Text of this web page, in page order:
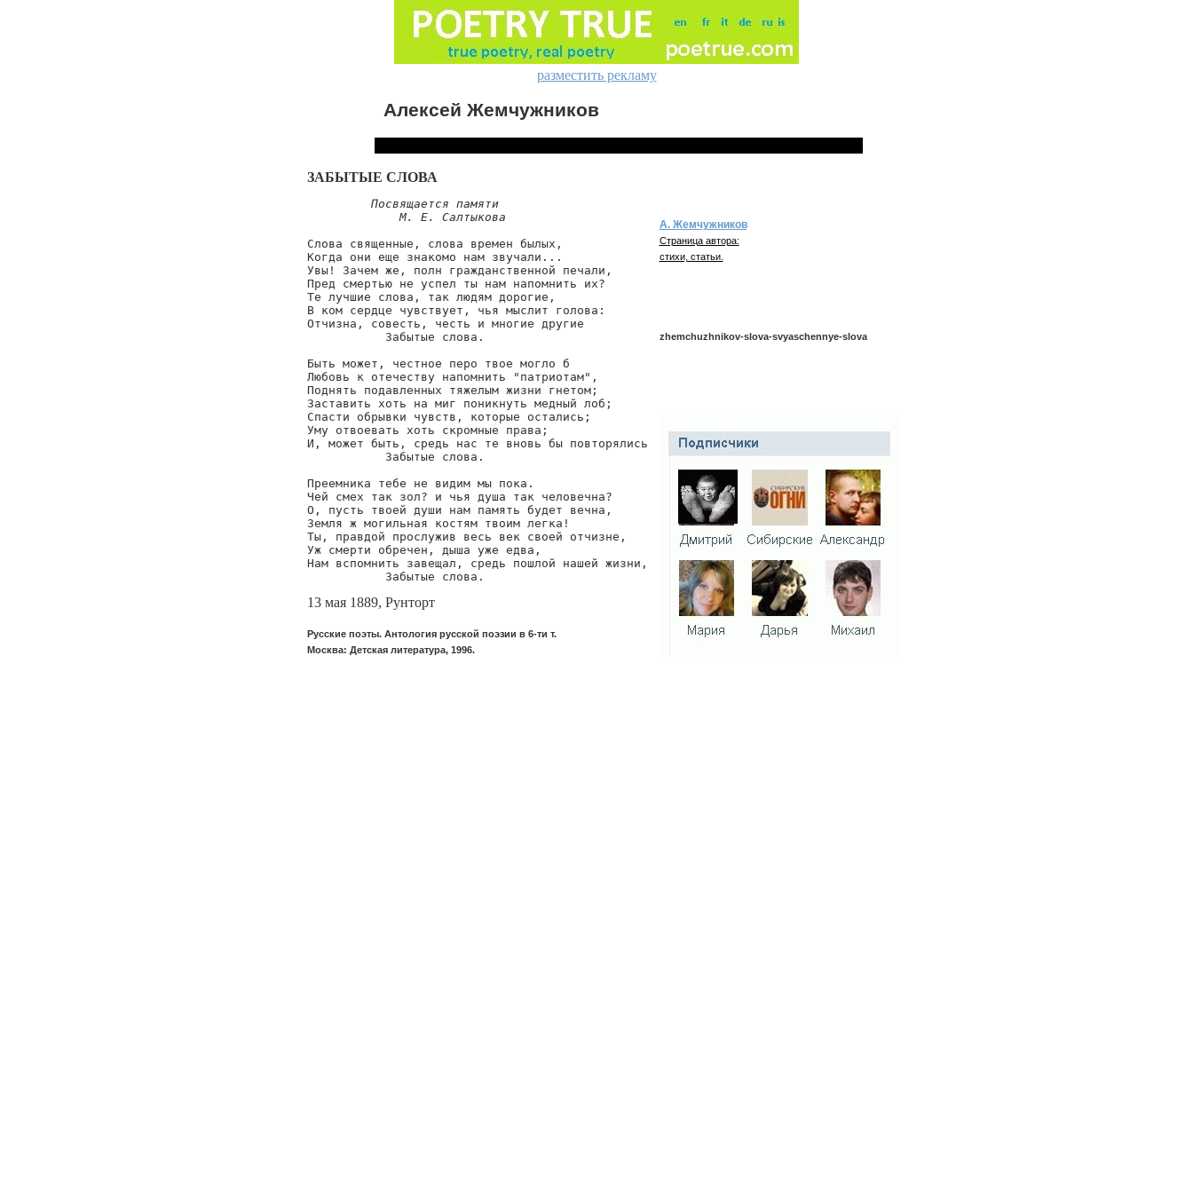
разместить рекламу
Алексей Жемчужников
ЗАБЫТЫЕ СЛОВА
Посвящается памяти
             М. Е. Салтыкова
Слова священные, слова времен былых,
Когда они еще знакомо нам звучали...
Увы! Зачем же, полн гражданственной печали,
Пред смертью не успел ты нам напомнить их?
Те лучшие слова, так людям дорогие,
В ком сердце чувствует, чья мыслит голова:
Отчизна, совесть, честь и многие другие
           Забытые слова.
Быть может, честное перо твое могло б
Любовь к отечеству напомнить "патриотам",
Поднять подавленных тяжелым жизни гнетом;
Заставить хоть на миг поникнуть медный лоб;
Спасти обрывки чувств, которые остались;
Уму отвоевать хоть скромные права;
И, может быть, средь нас те вновь бы повторялись
           Забытые слова.
Преемника тебе не видим мы пока.
Чей смех так зол? и чья душа так человечна?
О, пусть твоей души нам память будет вечна,
Земля ж могильная костям твоим легка!
Ты, правдой прослужив весь век своей отчизне,
Уж смерти обречен, дыша уже едва,
Нам вспомнить завещал, средь пошлой нашей жизни,
           Забытые слова.
13 мая 1889, Рунторт
Русские поэты. Антология русской поэзии в 6-ти т.
Москва: Детская литература, 1996.
А. Жемчужников
Страница автора:
стихи, статьи.
zhemchuzhnikov-slova-svyaschennye-slova